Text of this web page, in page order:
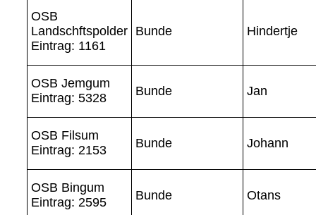
OSB
Landschftspolder
Eintrag: 1161
Bunde Hindertje
OSB Jemgum
Eintrag: 5328
Bunde Jan
OSB Filsum
Eintrag: 2153
Bunde Johann
OSB Bingum
Eintrag: 2595
Bunde Otans